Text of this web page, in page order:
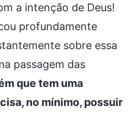
a intenção de Deus!
profundamente
sobre essa
passagem das
que tem uma
no mínimo, possuir